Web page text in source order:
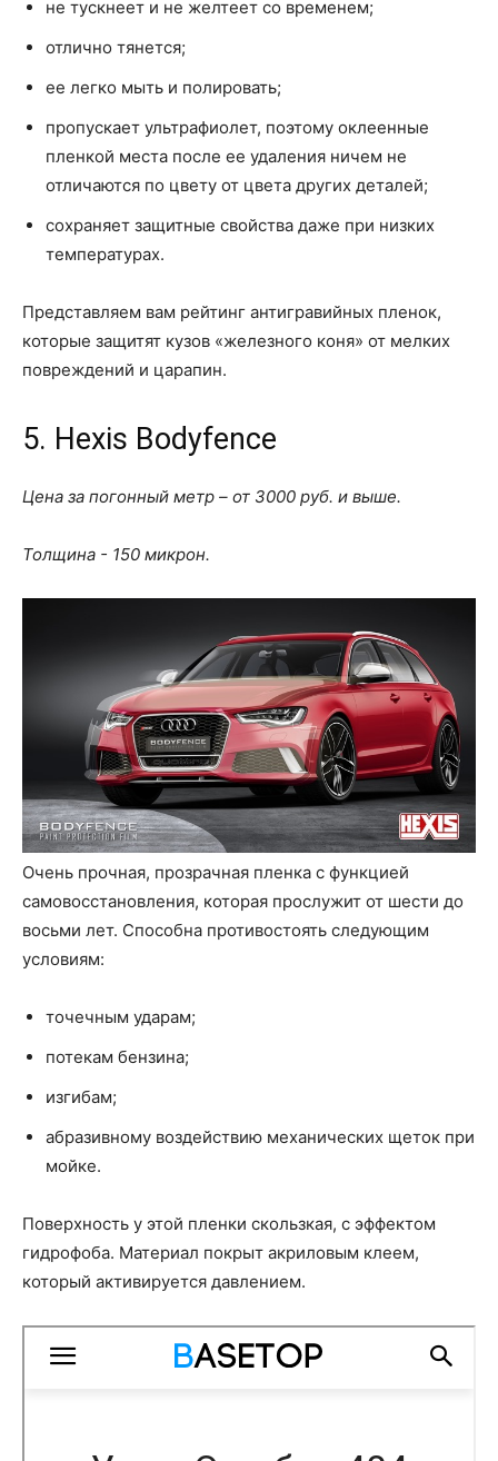
не тускнеет и не желтеет со временем;
отлично тянется;
ее легко мыть и полировать;
пропускает ультрафиолет, поэтому оклеенные
пленкой места после ее удаления ничем не
отличаются по цвету от цвета других деталей;
сохраняет защитные свойства даже при низких
температурах.
Представляем вам рейтинг антигравийных пленок,
которые защитят кузов «железного коня» от мелких
повреждений и царапин.
5. Hexis Bodyfence
Цена за погонный метр – от 3000 руб. и выше.
Толщина - 150 микрон.
Очень прочная, прозрачная пленка с функцией
самовосстановления, которая прослужит от шести до
восьми лет. Способна противостоять следующим
условиям:
точечным ударам;
потекам бензина;
изгибам;
абразивному воздействию механических щеток при
мойке.
Поверхность у этой пленки скользкая, с эффектом
гидрофоба. Материал покрыт акриловым клеем,
который активируется давлением.